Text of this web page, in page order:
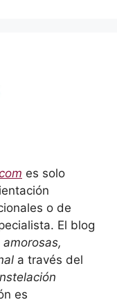
es solo
o de
El blog
a través del
es